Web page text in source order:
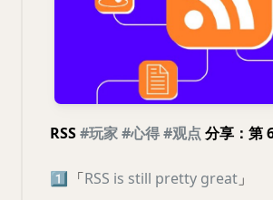
RSS#玩家#心得#观点 分享：第
1️⃣ 「RSS is still pretty great 」